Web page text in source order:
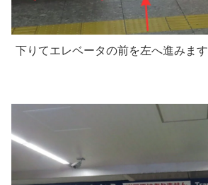
下りてエレベータの前を左へ進みます